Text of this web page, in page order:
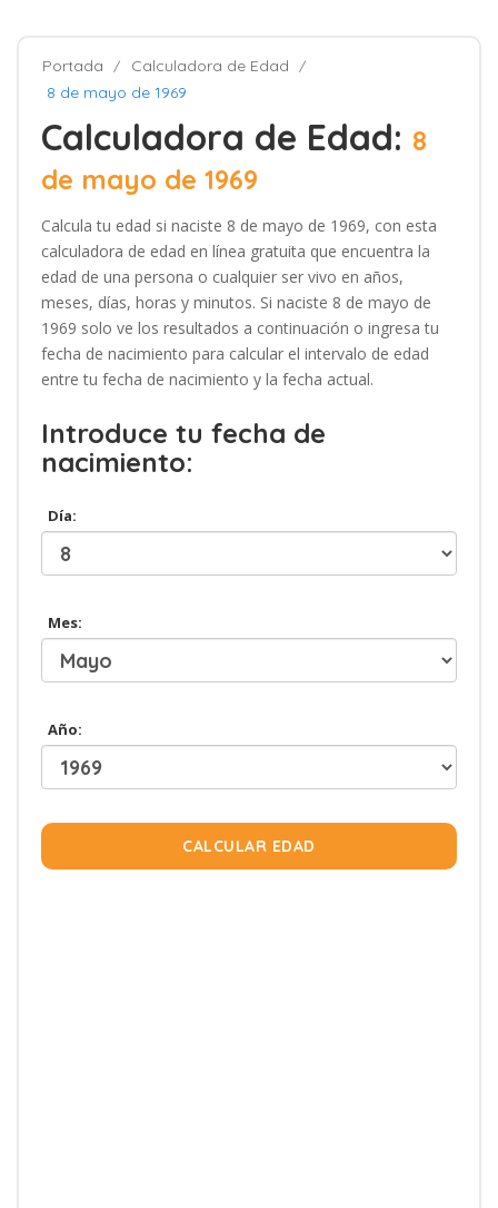
Portada
Calculadora de Edad
8 de mayo de 1969
Calculadora de Edad: 8
de mayo de 1969
Calcula tu edad si naciste 8 de mayo de 1969, con esta
calculadora de edad en línea gratuita que encuentra la
edad de una persona o cualquier ser vivo en años,
meses, días, horas y minutos. Si naciste 8 de mayo de
1969 solo ve los resultados a continuación o ingresa tu
fecha de nacimiento para calcular el intervalo de edad
entre tu fecha de nacimiento y la fecha actual.
Introduce tu fecha de
nacimiento:
Día:
Mes:
Año:
CALCULAR EDAD